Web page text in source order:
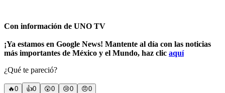
Con información de UNO TV
¡Ya estamos en Google News! Mantente al día con las noticias
más importantes de México y el Mundo, haz clic aquí
¿Qué te pareció?
🔥0 👍0 😲0 😢0 😠0